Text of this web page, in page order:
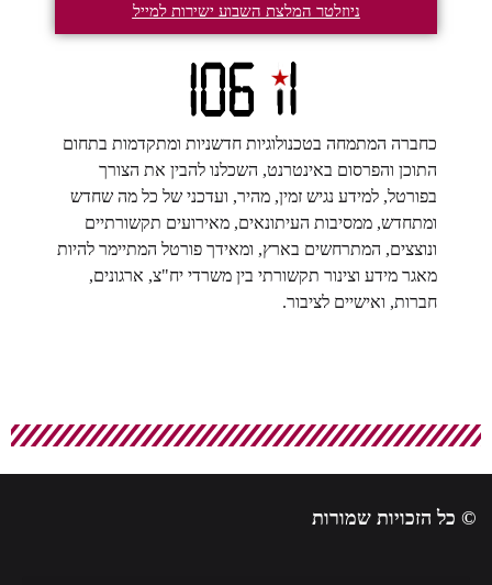
ניוזלטר המלצת השבוע ישירות למייל
כחברה המתמחה בטכנולוגיות חדשניות ומתקדמות בתחום
התוכן והפרסום באינטרנט, השכלנו להבין את הצורך
בפורטל, למידע נגיש זמין, מהיר, ועדכני של כל מה שחדש
ומתחדש, ממסיבות העיתונאים, מאירועים תקשורתיים
ונוצצים, המתרחשים בארץ, ומאידך פורטל המתיימר להיות
מאגר מידע וצינור תקשורתי בין משרדי יח"צ, ארגונים,
חברות, ואישיים לציבור.
© כל הזכויות שמורות